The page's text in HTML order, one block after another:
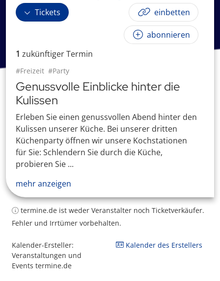
Tickets einbetten
abonnieren
1 zukünftigerTermin
#Freizeit #Party
Genussvolle Einblicke hinter die
Kulissen
Erleben Sie einen genussvollen Abend hinter den
Kulissen unserer Küche. Bei unserer dritten
Küchenparty öffnen wir unsere Kochstationen
für Sie: Schlendern Sie durch die Küche,
probieren Sie ...
mehr anzeigen
termine.de ist weder Veranstalter noch Ticketverkäufer.
Fehler und Irrtümer vorbehalten.
Kalender-Ersteller:
Veranstaltungen und
Events termine.de
Kalender des Erstellers